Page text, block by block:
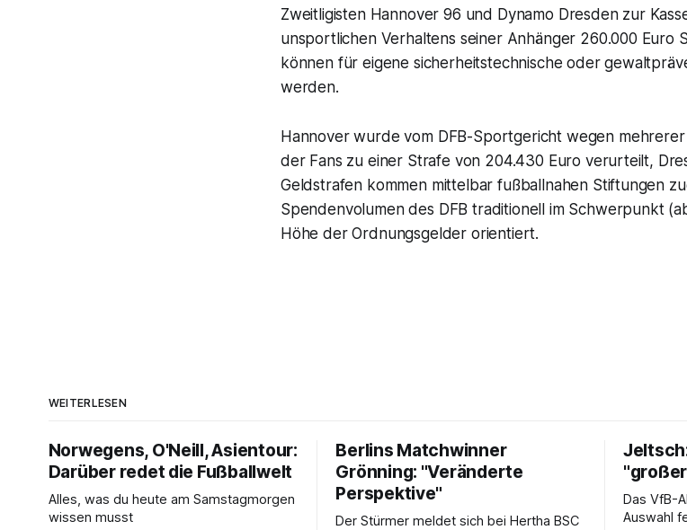
Zweitligisten Hannover 96 und Dynamo Dresden zur
unsportlichen Verhaltens seiner Anhänger 260.000 Euro
können für eigene sicherheitstechnische oder
werden.
Hannover wurde vom DFB-Sportgericht wegen
der Fans zu einer Strafe von 204.430 Euro verurteilt,
Geldstrafen kommen mittelbar fußballnahen Stiftungen
Spendenvolumen des DFB traditionell im Schwerpunkt
Höhe der Ordnungsgelder orientiert.
WEITERLESEN
Norwegens, O'Neill, Asientour:
Darüber redet die Fußballwelt
Alles, was du heute am Samstagmorgen
wissen musst
Berlins Matchwinner
Grönning: "Veränderte
Perspektive"
Der Stürmer meldet sich bei Hertha BSC
Das VfB-
Auswahl